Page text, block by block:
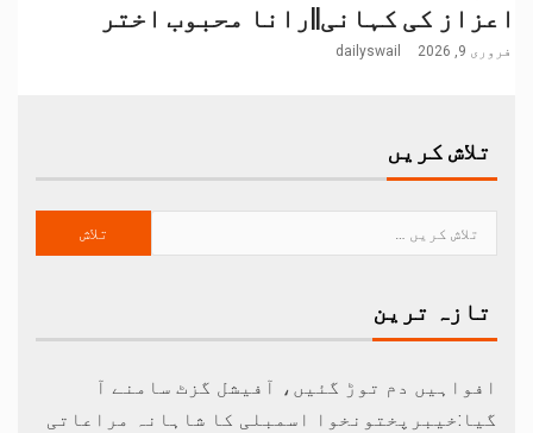
اعزاز کی کہانی||رانا محبوب اختر
فروری 9, 2026 dailyswail
تلاش کریں
تازہ ترین
افواہیں دم توڑ گئیں، آفیشل گزٹ سامنے آ
گیا:خیبرپختونخوا اسمبلی کا شاہانہ مراعاتی